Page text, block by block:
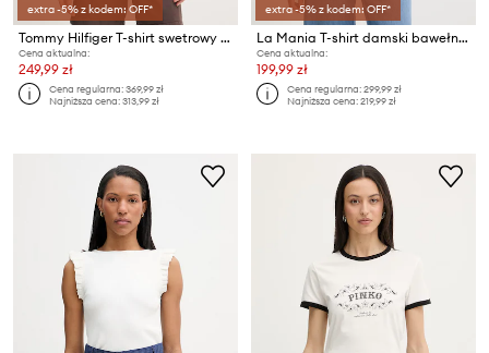
extra -5% z kodem: OFF*
Tommy Hilfiger T-shirt swetrowy damski z bawełną
Cena aktualna:
249,99 zł
Cena regularna:369,99 zł
Najniższa cena:313,99 zł
extra -5% z kodem: OFF*
La Mania T-shirt damski bawełniany CHUCK
Cena aktualna:
199,99 zł
Cena regularna:299,99 zł
Najniższa cena:219,99 zł